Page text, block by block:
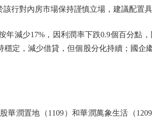
行對內房市場保持謹慎立場，建議配置
少17%，因利潤率下跌0.9個百分點，
定，減少借貸，但個股分化持續；國企
潤置地（1109）和華潤萬象生活（